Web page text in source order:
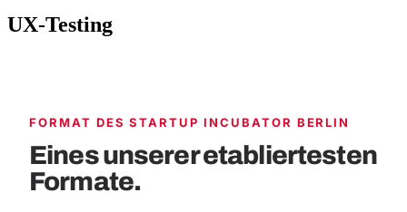
UX-Testing
FORMAT DES STARTUP INCUBATOR BERLIN
Eines unserer etabliertesten
Formate.